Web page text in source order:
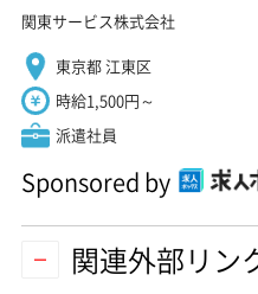
関東サービス株式会社
東京都 江東区
時給1,500円～
派遣社員
Sponsored by
関連外部リン